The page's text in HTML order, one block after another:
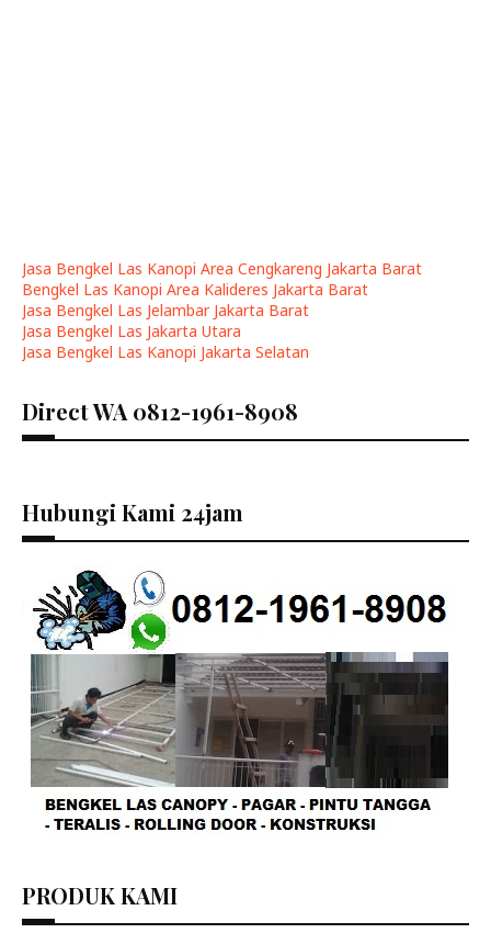
Jasa Bengkel Las Kanopi Area Cengkareng Jakarta Barat
Bengkel Las Kanopi Area Kalideres Jakarta Barat
Jasa Bengkel Las Jelambar Jakarta Barat
Jasa Bengkel Las Jakarta Utara
Jasa Bengkel Las Kanopi Jakarta Selatan
Direct WA 0812-1961-8908
Hubungi Kami 24jam
PRODUK KAMI